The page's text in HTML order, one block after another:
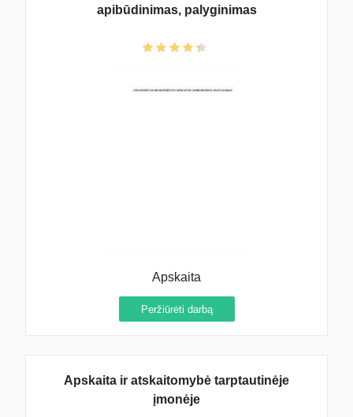
apibūdinimas, palyginimas
Apskaita
Peržiūrėti darbą
Apskaita ir atskaitomybė tarptautinėje
įmonėje